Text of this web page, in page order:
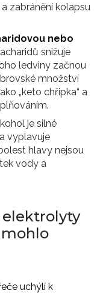
zabránění kolapsu
nebo
snižuje
ledviny začnou
množství
„keto chřipka“ a
je silné
vyplavuje
hlavy nejsou
vody a
mohlo
uchýlí k